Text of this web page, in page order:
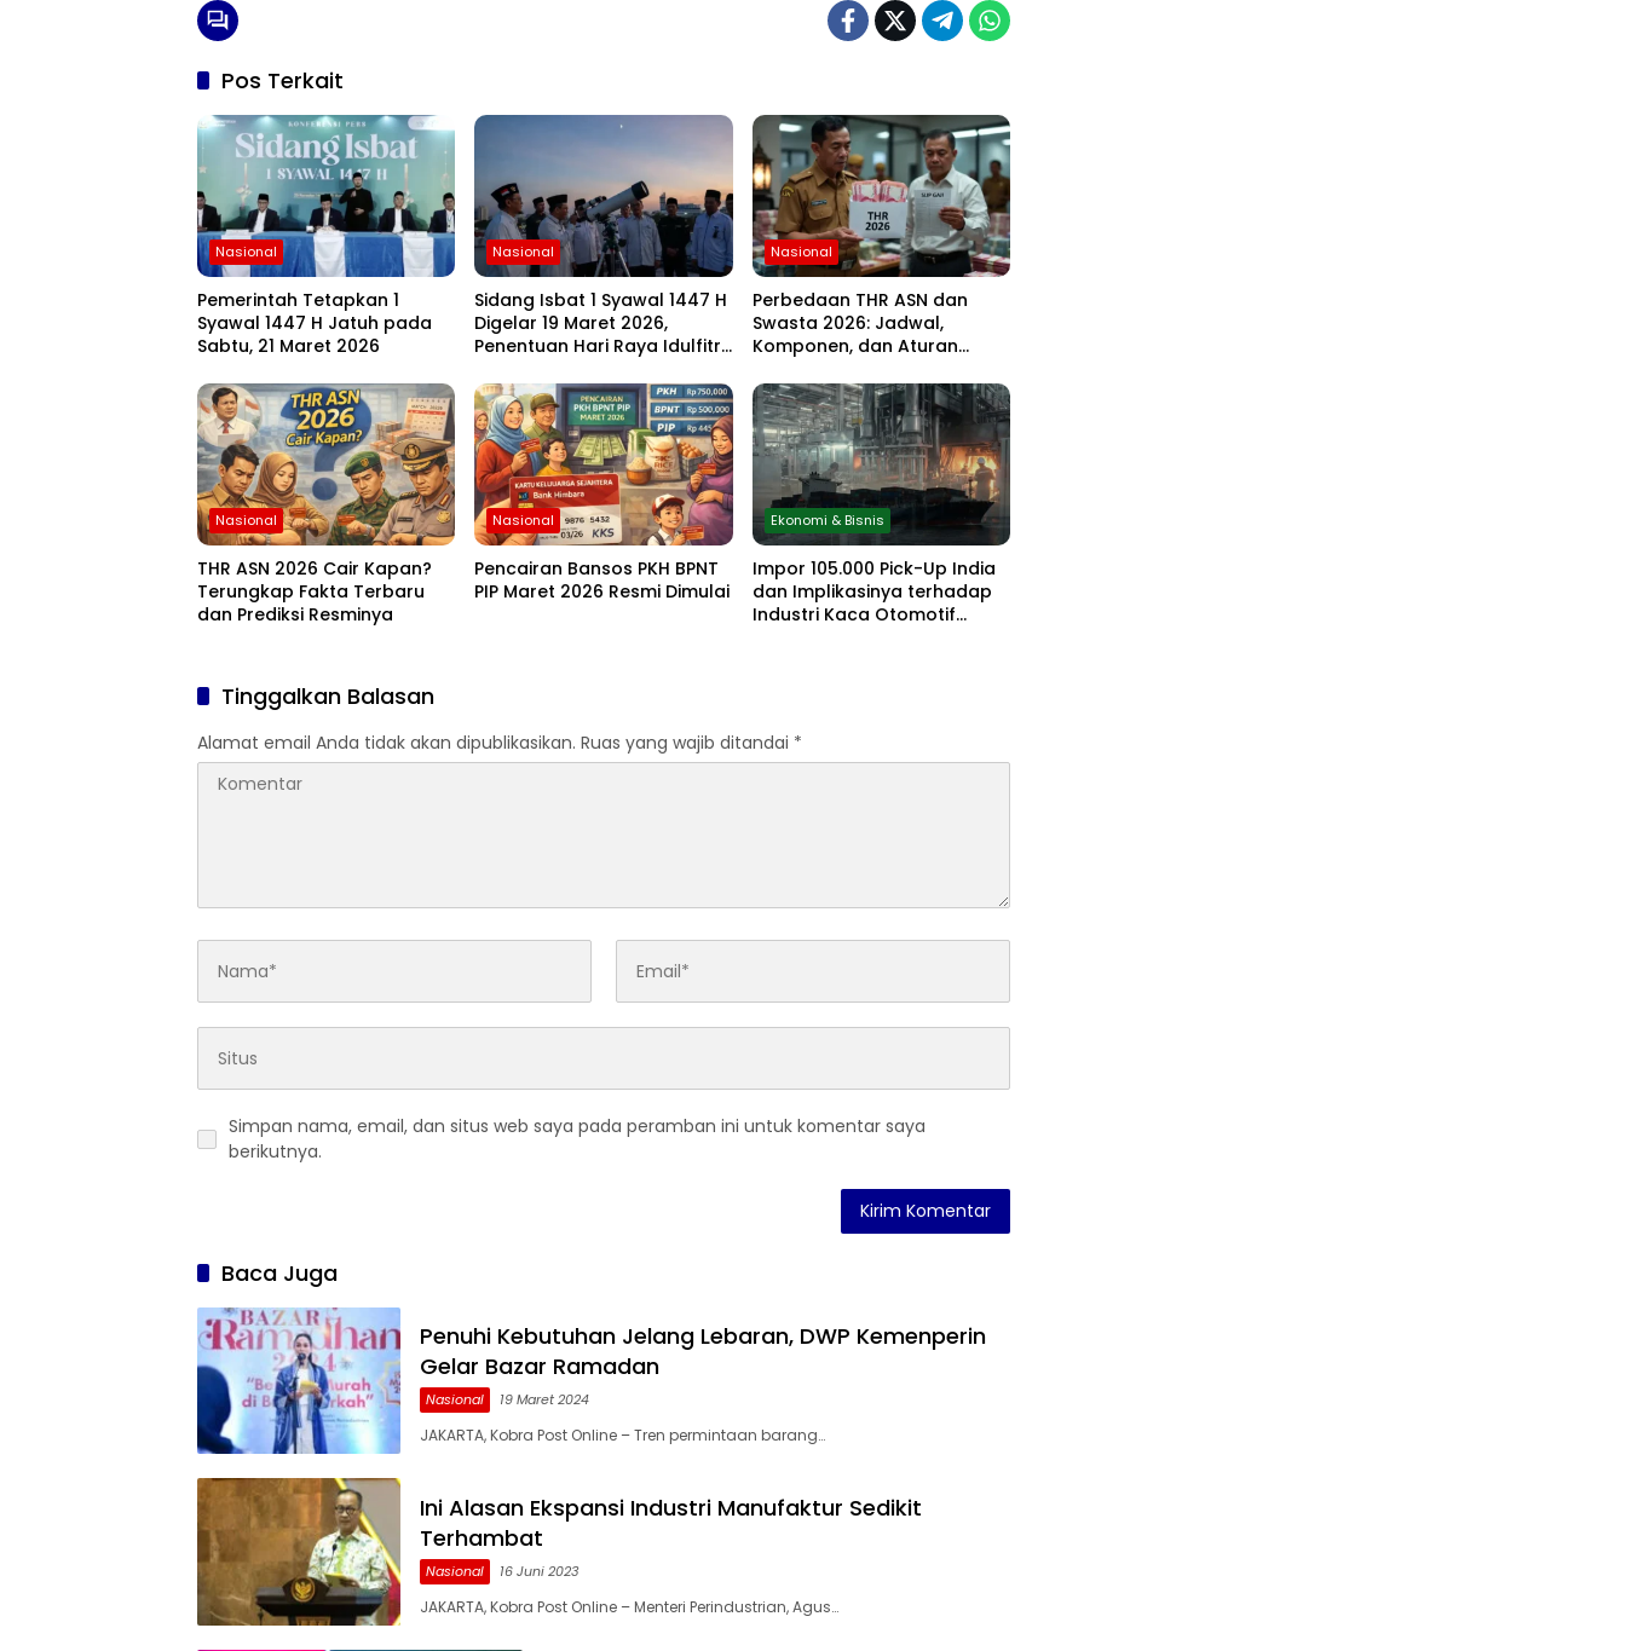
Pos Terkait
Nasional
Pemerintah Tetapkan 1
Syawal 1447 H Jatuh pada
Sabtu, 21 Maret 2026
Nasional
Sidang Isbat 1 Syawal 1447 H
Digelar 19 Maret 2026,
Penentuan Hari Raya Idulfitri
Nasional
Perbedaan THR ASN dan
Swasta 2026: Jadwal,
Komponen, dan Aturan
Nasional
THR ASN 2026 Cair Kapan?
Terungkap Fakta Terbaru
dan Prediksi Resminya
Nasional
Pencairan Bansos PKH BPNT
PIP Maret 2026 Resmi Dimulai
Ekonomi & Bisnis
Impor 105.000 Pick-Up India
dan Implikasinya terhadap
Industri Kaca Otomotif
Tinggalkan Balasan
Alamat email Anda tidak akan dipublikasikan. Ruas yang wajib ditandai *
Simpan nama, email, dan situs web saya pada peramban ini untuk komentar saya
berikutnya.
Baca Juga
Penuhi Kebutuhan Jelang Lebaran, DWP Kemenperin
Gelar Bazar Ramadan
Nasional 19 Maret 2024
JAKARTA, Kobra Post Online – Tren permintaan barang…
Ini Alasan Ekspansi Industri Manufaktur Sedikit
Terhambat
Nasional 16 Juni 2023
JAKARTA, Kobra Post Online – Menteri Perindustrian, Agus…